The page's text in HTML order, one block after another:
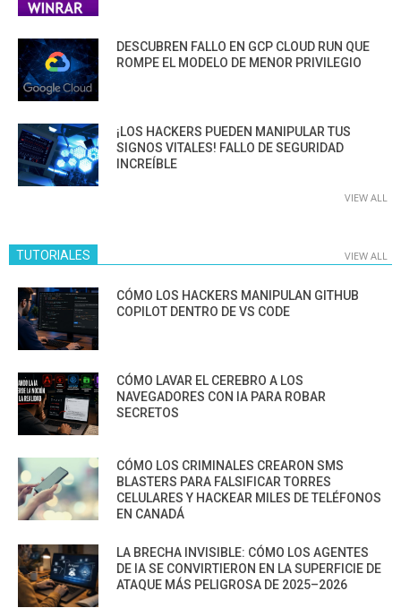
DESCUBREN FALLO EN GCP CLOUD RUN QUE
ROMPE EL MODELO DE MENOR PRIVILEGIO
¡LOS HACKERS PUEDEN MANIPULAR TUS
SIGNOS VITALES! FALLO DE SEGURIDAD
INCREÍBLE
VIEW ALL
TUTORIALES VIEW ALL
CÓMO LOS HACKERS MANIPULAN GITHUB
COPILOT DENTRO DE VS CODE
CÓMO LAVAR EL CEREBRO A LOS
NAVEGADORES CON IA PARA ROBAR
SECRETOS
CÓMO LOS CRIMINALES CREARON SMS
BLASTERS PARA FALSIFICAR TORRES
CELULARES Y HACKEAR MILES DE TELÉFONOS
EN CANADÁ
LA BRECHA INVISIBLE: CÓMO LOS AGENTES
DE IA SE CONVIRTIERON EN LA SUPERFICIE DE
ATAQUE MÁS PELIGROSA DE 2025–2026